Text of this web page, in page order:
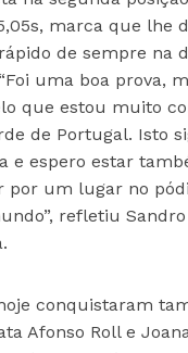
marca que lhe
de sempre na
uma boa prova,
que estou muito
de Portugal. Isto
e espero estar
por um lugar no
refletiu Sandro
conquistaram
Afonso Roll e